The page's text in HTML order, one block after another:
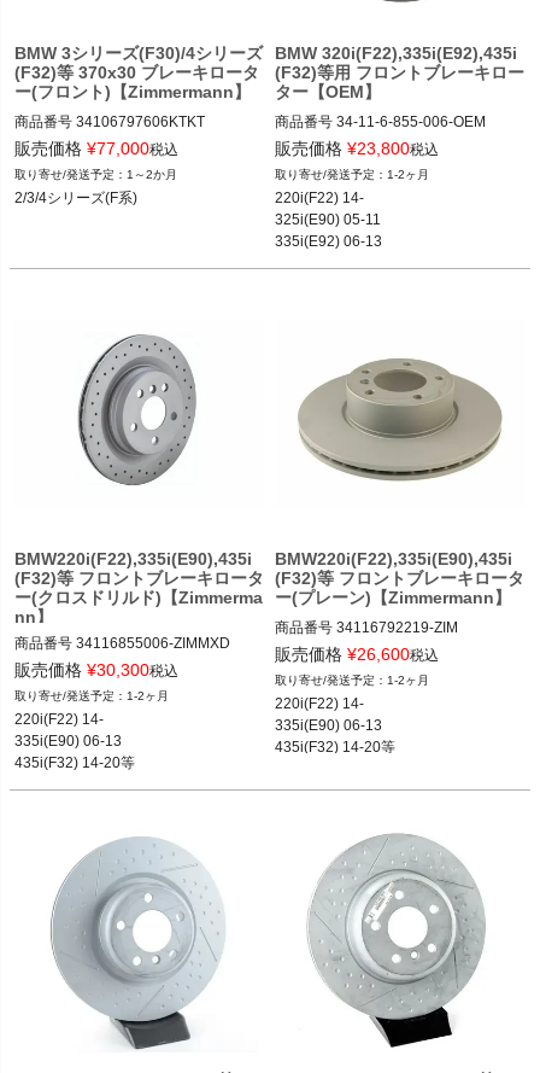
BMW 3シリーズ(F30)/4シリーズ
(F32)等 370x30 ブレーキロータ
ー(フロント)【Zimmermann】
商品番号 34106797606KTKT
34106797606KTKT
BMW 2シリーズ(F22,F23) 14-20
BMW 3シリーズ(F系) 12-19
販売価格 ¥77,000税込
1～2か月
2/3/4シリーズ(F系)
BMW 320i(F22),335i(E92),435i
(F32)等用 フロントブレーキロー
ター【OEM】
商品番号 34-11-6-855-006-OEM
34-11-6-855-006-OEM
販売価格 ¥23,800税込
1-2ヶ月
220i(F22) 14-
325i(E90) 05-11
335i(E92) 06-13
BMW220i(F22),335i(E90),435i
(F32)等 フロントブレーキロータ
ー(クロスドリルド)【Zimmerma
nn】
商品番号 34116855006-ZIMMXD
34116855006-ZIMMXD
12BMR"34116855006.ZIMMXD"
販売価格 ¥30,300税込
1-2ヶ月
220i(F22) 14-
335i(E90) 06-13
435i(F32) 14-20等
BMW220i(F22),335i(E90),435i
(F32)等 フロントブレーキロータ
ー(プレーン)【Zimmermann】
商品番号 34116792219-ZIM
34116792219-Zimmermann
12BMR"34116792219.Zimmermann"
販売価格 ¥26,600税込
1-2ヶ月
220i(F22) 14-
335i(E90) 06-13
435i(F32) 14-20等